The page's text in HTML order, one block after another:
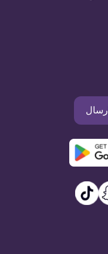
إرسال